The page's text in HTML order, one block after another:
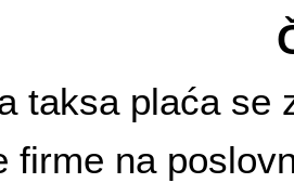
taksa plaća se
firme na